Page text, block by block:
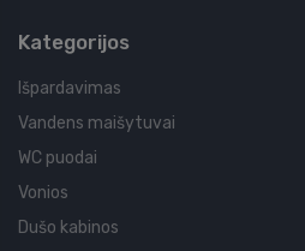
Kategorijos
Išpardavimas
Vandens maišytuvai
WC puodai
Vonios
Dušo kabinos